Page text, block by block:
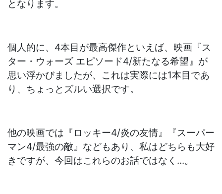
となります。
個人的に、4本目が最高傑作といえば、映画『ス
ター・ウォーズ エピソード4/新たなる希望』が
思い浮かびましたが、これは実際には1本目であ
り、ちょっとズルい選択です。
他の映画では『ロッキー4/炎の友情』『スーパー
マン4/最強の敵』などもあり、私はどちらも大好
きですが、今回はこれらのお話ではなく...。